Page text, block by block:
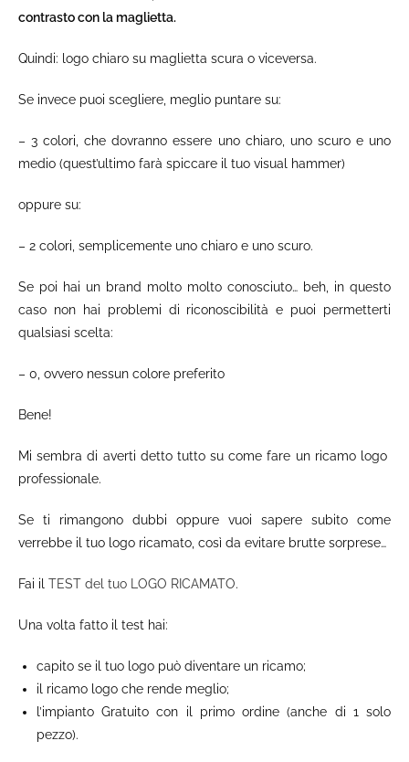
contrasto con la maglietta.
Quindi: logo chiaro su maglietta scura o viceversa.
Se invece puoi scegliere, meglio puntare su:
– 3 colori, che dovranno essere uno chiaro, uno scuro e uno
medio (quest’ultimo farà spiccare il tuo visual hammer)
oppure su:
– 2 colori, semplicemente uno chiaro e uno scuro.
Se poi hai un brand molto molto conosciuto… beh, in questo
caso non hai problemi di riconoscibilità e puoi permetterti
qualsiasi scelta:
– 0, ovvero nessun colore preferito
Bene!
Mi sembra di averti detto tutto su come fare un ricamo logo
professionale.
Se ti rimangono dubbi oppure vuoi sapere subito come
verrebbe il tuo logo ricamato, così da evitare brutte sorprese…
Fai il TEST del tuo LOGO RICAMATO.
Una volta fatto il test hai:
capito se il tuo logo può diventare un ricamo;
il ricamo logo che rende meglio;
l’impianto Gratuito con il primo ordine (anche di 1 solo
pezzo).